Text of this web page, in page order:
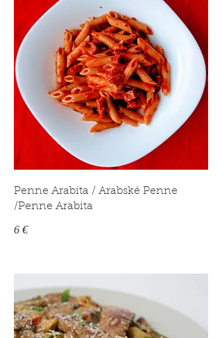
Penne Arabita / Arabské Penne
/Penne Arabita
6 €